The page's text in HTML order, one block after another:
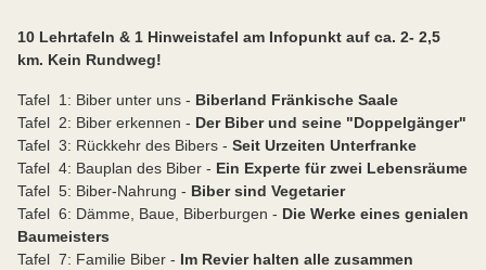
10 Lehrtafeln & 1 Hinweistafel am Infopunkt auf ca. 2- 2,5
km. Kein Rundweg!
Tafel 1: Biber unter uns - Biberland Fränkische Saale
Tafel 2: Biber erkennen - Der Biber und seine "Doppelgänger"
Tafel 3: Rückkehr des Bibers - Seit Urzeiten Unterfranke
Tafel 4: Bauplan des Biber - Ein Experte für zwei Lebensräume
Tafel 5: Biber-Nahrung - Biber sind Vegetarier
Tafel 6: Dämme, Baue, Biberburgen - Die Werke eines genialen
Baumeisters
Tafel 7: Familie Biber - Im Revier halten alle zusammen